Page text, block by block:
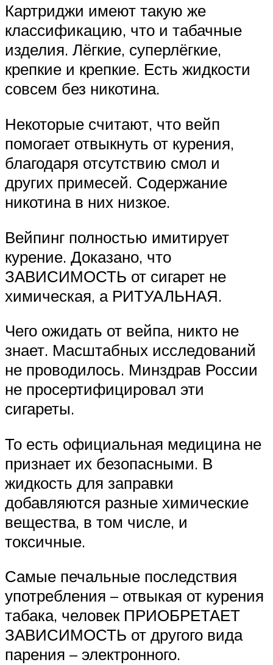
Картриджи имеют такую же
классификацию, что и табачные
изделия. Лёгкие, суперлёгкие,
крепкие и крепкие. Есть жидкости
совсем без никотина.
Некоторые считают, что вейп
помогает отвыкнуть от курения,
благодаря отсутствию смол и
других примесей. Содержание
никотина в них низкое.
Вейпинг полностью имитирует
курение. Доказано, что
ЗАВИСИМОСТЬ от сигарет не
химическая, а РИТУАЛЬНАЯ.
Чего ожидать от вейпа, никто не
знает. Масштабных исследований
не проводилось. Минздрав России
не просертифицировал эти
сигареты.
То есть официальная медицина не
признает их безопасными. В
жидкость для заправки
добавляются разные химические
вещества, в том числе, и
токсичные.
Самые печальные последствия
употребления – отвыкая от курения
табака, человек ПРИОБРЕТАЕТ
ЗАВИСИМОСТЬ от другого вида
парения – электронного.